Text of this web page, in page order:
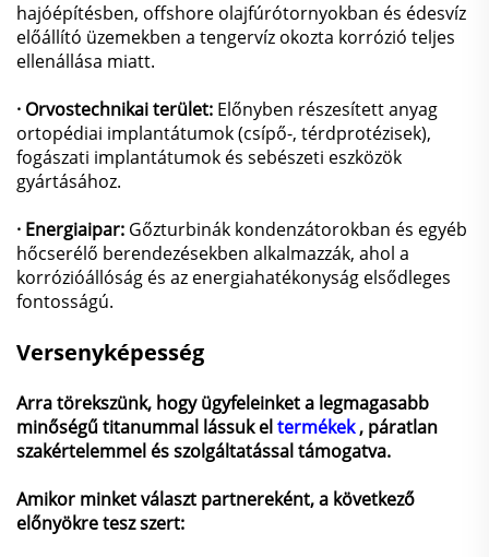
hajóépítésben, offshore olajfúrótornyokban és édesvíz
előállító üzemekben a tengervíz okozta korrózió teljes
ellenállása miatt.
· Orvostechnikai terület: Előnyben részesített anyag
ortopédiai implantátumok (csípő-, térdprotézisek),
fogászati implantátumok és sebészeti eszközök
gyártásához.
· Energiaipar: Gőzturbinák kondenzátorokban és egyéb
hőcserélő berendezésekben alkalmazzák, ahol a
korrózióállóság és az energiahatékonyság elsődleges
fontosságú.
Versenyképesség
Arra törekszünk, hogy ügyfeleinket a legmagasabb
minőségű titanummal lássuk eltermékek, páratlan
szakértelemmel és szolgáltatással támogatva.
Amikor minket választ partnereként, a következő
előnyökre tesz szert: